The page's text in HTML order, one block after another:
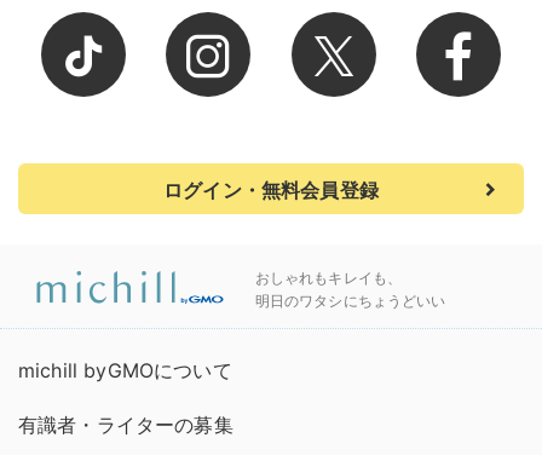
ログイン・無料会員登録
おしゃれもキレイも、
明日のワタシにちょうどいい
michill byGMOについて
有識者・ライターの募集